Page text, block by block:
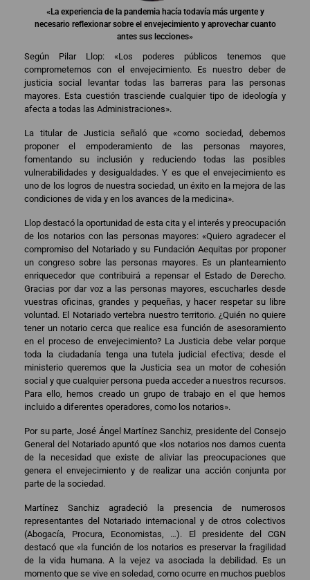
«La experiencia de la pandemia hacía todavía más urgente y
necesario reflexionar sobre el envejecimiento y aprovechar cuanto
antes sus lecciones»
Según Pilar Llop: «Los poderes públicos tenemos que
comprometernos con el envejecimiento. Es nuestro deber de
justicia social levantar todas las barreras para las personas
mayores. Esta cuestión trasciende cualquier tipo de ideología y
afecta a todas las Administraciones».
La titular de Justicia señaló que «como sociedad, debemos
proponer el empoderamiento de las personas mayores,
fomentando su inclusión y reduciendo todas las posibles
vulnerabilidades y desigualdades. Y es que el envejecimiento es
uno de los logros de nuestra sociedad, un éxito en la mejora de las
condiciones de vida y en los avances de la medicina».
Llop destacó la oportunidad de esta cita y el interés y preocupación
de los notarios con las personas mayores: «Quiero agradecer el
compromiso del Notariado y su Fundación Aequitas por proponer
un congreso sobre las personas mayores. Es un planteamiento
enriquecedor que contribuirá a repensar el Estado de Derecho.
Gracias por dar voz a las personas mayores, escucharles desde
vuestras oficinas, grandes y pequeñas, y hacer respetar su libre
voluntad. El Notariado vertebra nuestro territorio. ¿Quién no quiere
tener un notario cerca que realice esa función de asesoramiento
en el proceso de envejecimiento? La Justicia debe velar porque
toda la ciudadanía tenga una tutela judicial efectiva; desde el
ministerio queremos que la Justicia sea un motor de cohesión
social y que cualquier persona pueda acceder a nuestros recursos.
Para ello, hemos creado un grupo de trabajo en el que hemos
incluido a diferentes operadores, como los notarios».
Por su parte, José Ángel Martínez Sanchiz, presidente del Consejo
General del Notariado apuntó que «los notarios nos damos cuenta
de la necesidad que existe de aliviar las preocupaciones que
genera el envejecimiento y de realizar una acción conjunta por
parte de la sociedad.
Martínez Sanchiz agradeció la presencia de numerosos
representantes del Notariado internacional y de otros colectivos
(Abogacía, Procura, Economistas, …). El presidente del CGN
destacó que «la función de los notarios es preservar la fragilidad
de la vida humana. A la vejez va asociada la debilidad. Es un
momento que se vive en soledad, como ocurre en muchos pueblos